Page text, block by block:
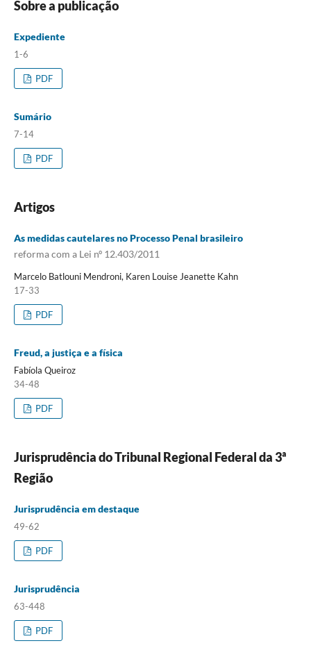
Sobre a publicação
Expediente
1-6
PDF
Sumário
7-14
PDF
Artigos
As medidas cautelares no Processo Penal brasileiro
reforma com a Lei nº 12.403/2011
Marcelo Batlouni Mendroni, Karen Louise Jeanette Kahn
17-33
PDF
Freud, a justiça e a física
Fabíola Queiroz
34-48
PDF
Jurisprudência do Tribunal Regional Federal da 3ª
Região
Jurisprudência em destaque
49-62
PDF
Jurisprudência
63-448
PDF